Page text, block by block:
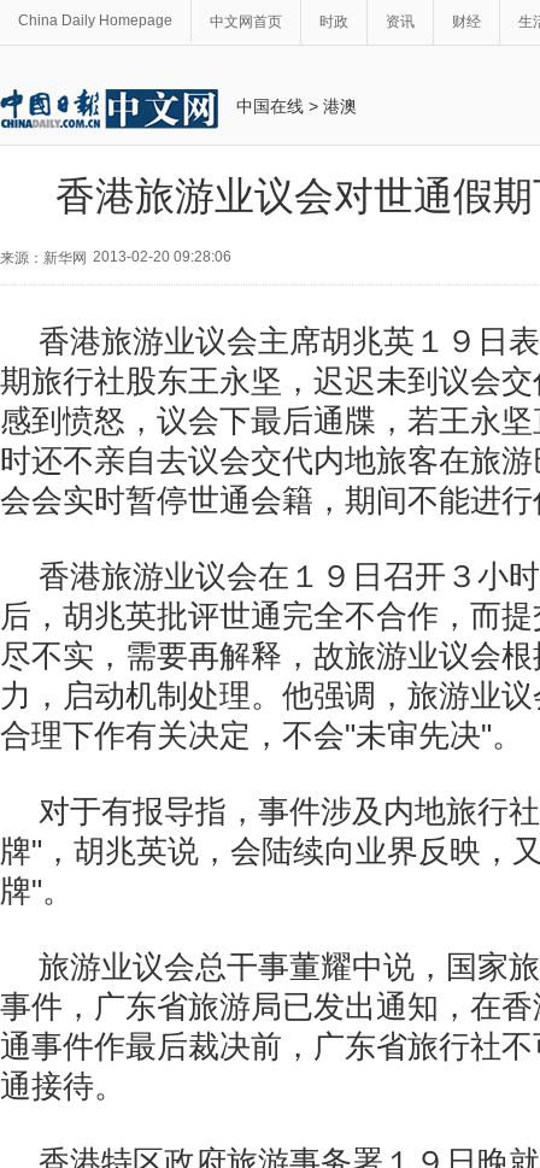
China Daily Homepage 中文网首页 时政 资讯 财经 生
中国在线 > 港澳
香港旅游业议会对世通假
来源：新华网 2013-02-20 09:28:06
香港旅游业议会主席胡兆英１９日
期旅行社股东王永坚，迟迟未到议会
感到愤怒，议会下最后通牒，若王永
时还不亲自去议会交代内地旅客在旅
会会实时暂停世通会籍，期间不能进
香港旅游业议会在１９日召开３小
后，胡兆英批评世通完全不合作，而
尽不实，需要再解释，故旅游业议会
力，启动机制处理。他强调，旅游业
合理下作有关决定，不会"未审先决"。
对于有报导指，事件涉及内地旅行
牌"，胡兆英说，会陆续向业界反映，
牌"。
旅游业议会总干事董耀中说，国家
事件，广东省旅游局已发出通知，在
通事件作最后裁决前，广东省旅行社
通接待。